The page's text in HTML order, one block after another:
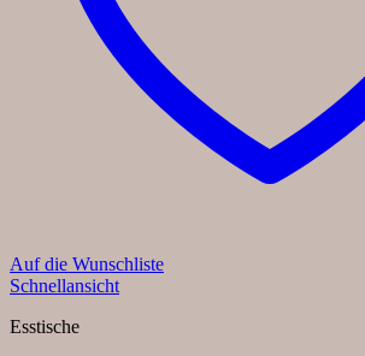
Auf die Wunschliste
Schnellansicht
Esstische